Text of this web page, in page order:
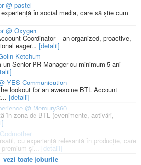
@ pastel
în social media, care să știe cum
@ Oxygen
Coordinator – an organized, proactive,
eager... [detalii]
Ketchum
Senior PR Manager cu minimum 5 ani
YES Communication
lookout for an awesome BTL Account
[detalii]
@ Mercury360
în zona de BTL (evenimente, activări,
cu experiență relevantă în producție, care
și... [detalii]
vezi toate joburile